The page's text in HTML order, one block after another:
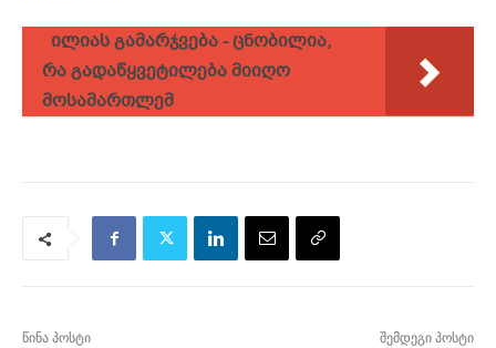
ილიას გამარჯვება - ცნობილია,
რა გადაწყვეტილება მიიღო
მოსამართლემ
წინა პოსტი შემდეგი პოსტი